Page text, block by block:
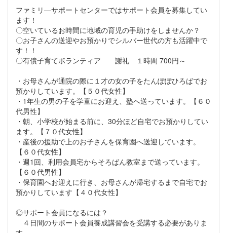
ファミリ―サポートセンターではサポート会員を募集してい
ます！
〇空いているお時間に地域の育児の手助けをしませんか？
〇お子さんの送迎やお預かりでシルバー世代の方も活躍中で
す！！
〇有償子育てボランティア 謝礼 １時間 700円～
・お母さんが通院の際に１才の女の子をたんぽぽひろばでお
預かりしています。【５０代女性】
・1年生の男の子を学童にお迎え、塾へ送っています。【６０
代男性】
・朝、小学校が始まる前に、30分ほど自宅でお預かりしてい
ます。【７０代女性】
・産後の援助で上のお子さんを保育園へ送迎しています。
【６０代女性】
・週1回、利用会員宅からそろばん教室まで送っています。
【６０代男性】
・保育園へお迎えに行き、お母さんが帰宅するまで自宅でお
預かりしています【４０代女性】
◎サポート会員になるには？
４日間のサポート会員養成講習会を受講する必要がありま